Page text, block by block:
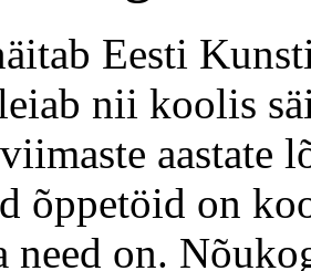
Eesti
nii koolis
aastate
õppetöid on
need on.